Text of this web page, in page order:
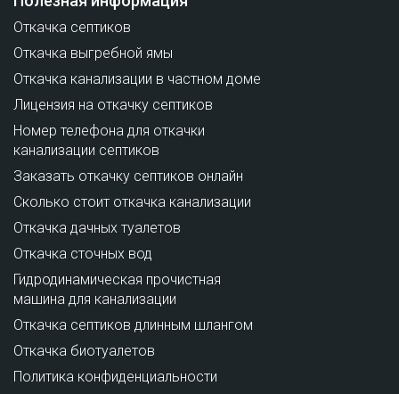
Откачка септиков
Откачка выгребной ямы
Откачка канализации в частном доме
Лицензия на откачку септиков
Номер телефона для откачки
канализации септиков
Заказать откачку септиков онлайн
Сколько стоит откачка канализации
Откачка дачных туалетов
Откачка сточных вод
Гидродинамическая прочистная
машина для канализации
Откачка септиков длинным шлангом
Откачка биотуалетов
Политика конфиденциальности